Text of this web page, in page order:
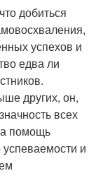
добиться
успехов и
едва ли
других, он,
всех
помощь
и